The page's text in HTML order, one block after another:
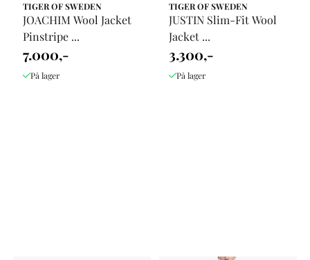
TIGER OF SWEDEN
JOACHIM Wool Jacket
Pinstripe ...
7.000,-
På lager
TIGER OF SWEDEN
JUSTIN Slim-Fit Wool
Jacket ...
3.300,-
På lager